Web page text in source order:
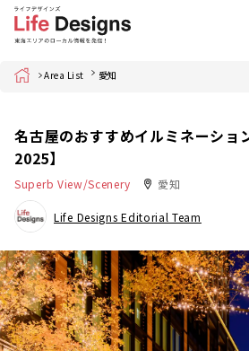
Home Area List 愛知
名古屋のおすすめイルミネーショ
2025】
Superb View/Scenery 愛知
Life Designs Editorial Team